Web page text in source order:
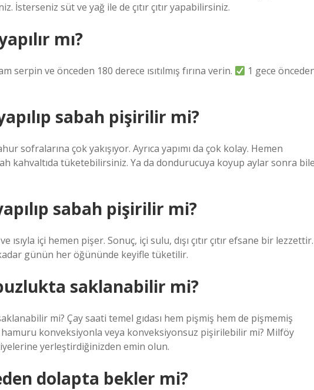
İsterseniz süt ve yağ ile de çıtır çıtır yapabilirsiniz.
mı?
ve önceden 180 derece ısıtılmış fırına verin.
1 gece
sabah pişirilir mi?
sofralarına çok yakışıyor. Ayrıca yapımı da çok kolay. Hemen
kahvaltıda tüketebilirsiniz. Ya da dondurucuya koyup aylar sonra
sabah pişirilir mi?
ısıyla içi hemen pişer. Sonuç, içi sulu, dışı çıtır çıtır efsane bir lezzettir.
günün her öğününde keyifle tüketilir.
saklanabilir mi?
mi? Çay saati temel gıdası hem pişmiş hem de pişmemiş
konveksiyonla veya konveksiyonsuz pişirilebilir mi? Milföy
yerleştirdiğinizden emin olun.
dolapta bekler mi?